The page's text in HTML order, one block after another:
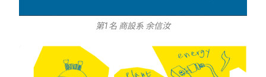
第1名 商設系 余信汝